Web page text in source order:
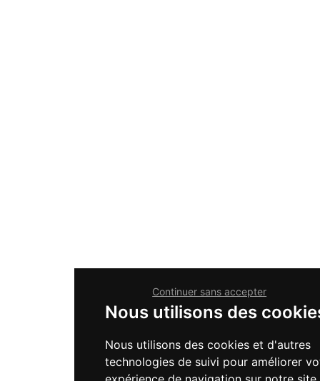
Nous utilisons des
Nous utilisons des cookies et d'autres
technologies de suivi pour améliorer
Continuer sans accepter